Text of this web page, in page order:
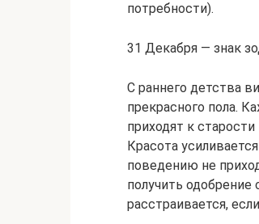
потребности).
31 Декабря — знак
С раннего детства
прекрасного пола.
приходят к
Красота
поведению не
получить
расстраивается,